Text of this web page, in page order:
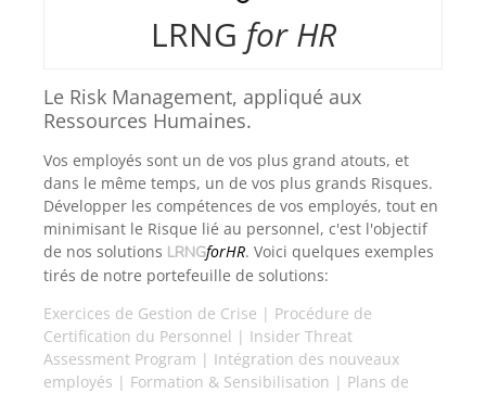
LRNG for HR
Le Risk Management, appliqué aux
Ressources Humaines.
Vos employés sont un de vos plus grand atouts, et
dans le même temps, un de vos plus grands Risques.
Développer les compétences de vos employés, tout en
minimisant le Risque lié au personnel, c'est l'objectif
de nos solutions LRNGforHR. Voici quelques exemples
tirés de notre portefeuille de solutions:
Exercices de Gestion de Crise | Procédure de
Certification du Personnel | Insider Threat
Assessment Program | Intégration des nouveaux
employés | Formation & Sensibilisation | Plans de